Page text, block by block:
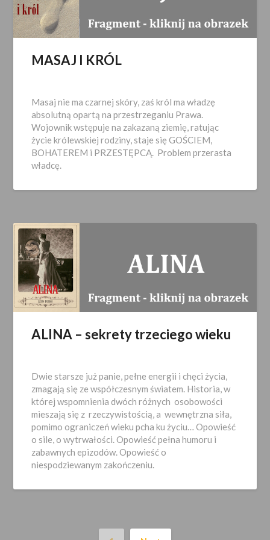
MASAJ I KRÓL
11-
24
Masaj nie ma czarnej skóry, zaś król ma władzę
absolutną opartą na przestrzeganiu Prawa.
Wojownik wstępuje na zakazaną ziemię, ratując
życie królewskiej rodziny, staje się GOŚCIEM,
BOHATEREM i PRZESTĘPCĄ. Problem przerasta
władcę.
ALINA – sekrety trzeciego wieku
11-
21
Dwie starsze już panie, pełne energii i chęci życia,
zmagają się ze współczesnym światem. Historia, w
której wspomnienia dwóch różnych osobowości
mieszają się z rzeczywistością, a wewnętrzna siła,
pomimo ograniczeń wieku pcha ku życiu… Opowieść
o sile, o wytrwałości. Opowieść pełna humoru i
zabawnych epizodów. Opowieść o
niespodziewanym zakończeniu.